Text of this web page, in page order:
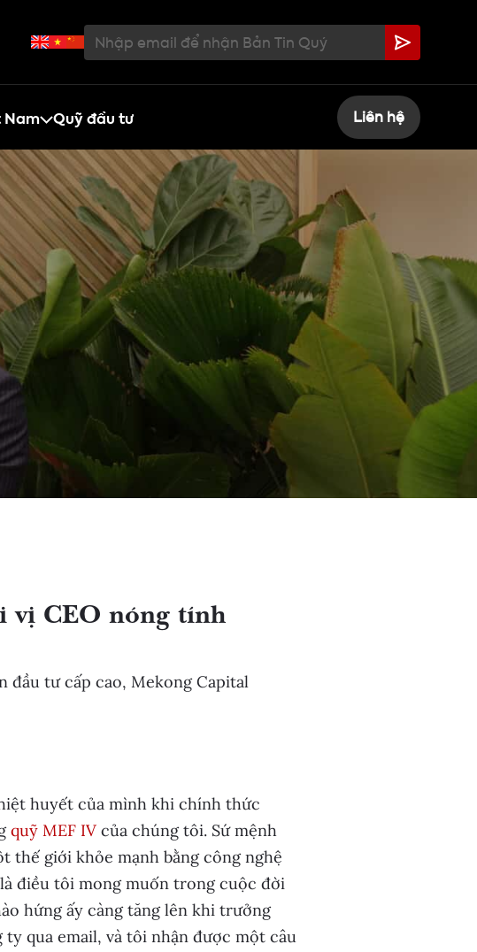
Quỹ đầu tư Liên hệ
vị CEO nóng tính
đầu tư cấp cao, Mekong Capital
huyết của mình khi chính thức
quỹ MEF IVcủa chúng tôi. Sứ mệnh
thế giới khỏe mạnh bằng công nghệ
điều tôi mong muốn trong cuộc đời
hứng ấy càng tăng lên khi trưởng
qua email, và tôi nhận được một câu